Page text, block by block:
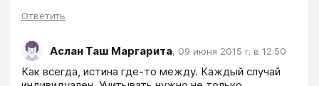
Ответить
Аслан Таш Маргарита, 09 июня 2015 г. в 12:50
Как всегда, истина где-то между. Каждый случай